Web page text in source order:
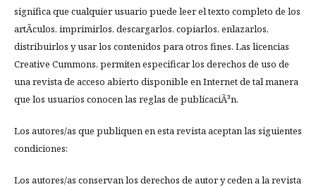
significa que cualquier usuario puede leer el texto completo de los
artÃ­culos, imprimirlos, descargarlos, copiarlos, enlazarlos,
distribuirlos y usar los contenidos para otros fines. Las licencias
Creative Cummons, permiten especificar los derechos de uso de
una revista de acceso abierto disponible en Internet de tal manera
que los usuarios conocen las reglas de publicaciÃ³n.
Los autores/as que publiquen en esta revista aceptan las siguientes
condiciones:
Los autores/as conservan los derechos de autor y ceden a la revista